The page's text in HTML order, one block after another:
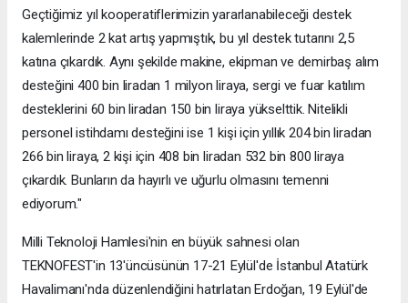
Geçtiğimiz yıl kooperatiflerimizin yararlanabileceği destek
kalemlerinde 2 kat artış yapmıştık, bu yıl destek tutarını 2,5
katına çıkardık. Aynı şekilde makine, ekipman ve demirbaş alım
desteğini 400 bin liradan 1 milyon liraya, sergi ve fuar katılım
desteklerini 60 bin liradan 150 bin liraya yükselttik. Nitelikli
personel istihdamı desteğini ise 1 kişi için yıllık 204 bin liradan
266 bin liraya, 2 kişi için 408 bin liradan 532 bin 800 liraya
çıkardık. Bunların da hayırlı ve uğurlu olmasını temenni
ediyorum."
Milli Teknoloji Hamlesi'nin en büyük sahnesi olan
TEKNOFEST'in 13'üncüsünün 17-21 Eylül'de İstanbul Atatürk
Havalimanı'nda düzenlendiğini hatırlatan Erdoğan, 19 Eylül'de